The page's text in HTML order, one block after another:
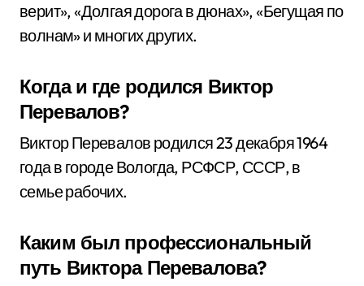
верит», «Долгая дорога в дюнах», «Бегущая по
волнам» и многих других.
Когда и где родился Виктор
Перевалов?
Виктор Перевалов родился 23 декабря 1964
года в городе Вологда, РСФСР, СССР, в
семье рабочих.
Каким был профессиональный
путь Виктора Перевалова?